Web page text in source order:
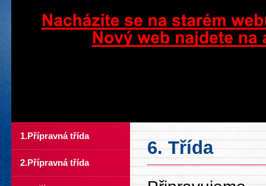
1.Přípravná třída
2.Přípravná třída
6. Třída